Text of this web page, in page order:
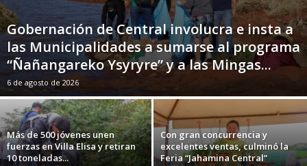
Gobernación de Central involucra e insta a
las Municipalidades a sumarse al programa
“Ñañangareko Ysyryre” y a las Mingas...
6 de agosto de 2026
Más de 500 jóvenes unen
fuerzas en Villa Elisa y retiran
10 toneladas...
Con gran concurrencia y
excelentes ventas, culminó la
Feria “Jahamina Central”